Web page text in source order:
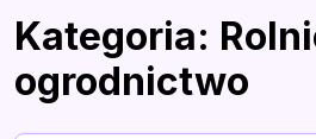
Kategoria:
ogrodnictwo